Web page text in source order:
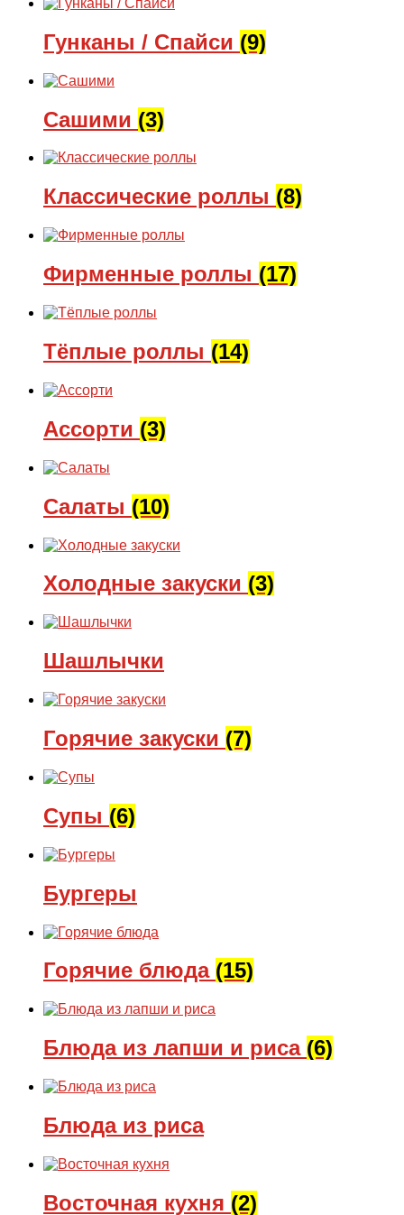
Гунканы / Спайси (9)
Сашими (3)
Классические роллы (8)
Фирменные роллы (17)
Тёплые роллы (14)
Ассорти (3)
Салаты (10)
Холодные закуски (3)
Шашлычки
Горячие закуски (7)
Супы (6)
Бургеры
Горячие блюда (15)
Блюда из лапши и риса (6)
Блюда из риса
Восточная кухня (2)